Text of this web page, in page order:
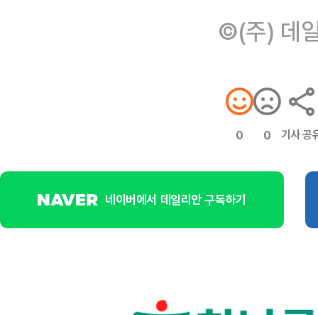
©(주) 데
0 0 기사 공
네이버에서 데일리안 구독하기